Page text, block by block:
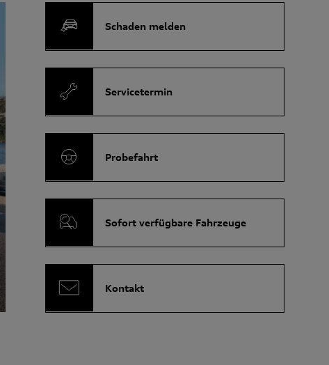
Schaden melden
Servicetermin
Probefahrt
Sofort verfügbare Fahrzeuge
Kontakt